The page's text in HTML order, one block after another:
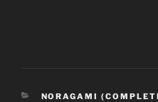
CATEGORIES
NORAGAMI